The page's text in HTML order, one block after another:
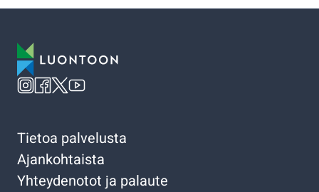
Tietoa palvelusta
Ajankohtaista
Yhteydenotot ja palaute